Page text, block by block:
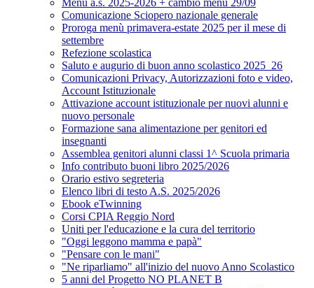
Menù a.s. 2025-2026 + cambio menù 29/09
Comunicazione Sciopero nazionale generale
Proroga menù primavera-estate 2025 per il mese di
settembre
Refezione scolastica
Saluto e augurio di buon anno scolastico 2025_26
Comunicazioni Privacy, Autorizzazioni foto e video,
Account Istituzionale
Attivazione account istituzionale per nuovi alunni e
nuovo personale
Formazione sana alimentazione per genitori ed
insegnanti
Assemblea genitori alunni classi 1^ Scuola primaria
Info contributo buoni libro 2025/2026
Orario estivo segreteria
Elenco libri di testo A.S. 2025/2026
Ebook eTwinning
Corsi CPIA Reggio Nord
Uniti per l'educazione e la cura del territorio
"Oggi leggono mamma e papà"
"Pensare con le mani"
"Ne riparliamo" all'inizio del nuovo Anno Scolastico
5 anni del Progetto NO PLANET B